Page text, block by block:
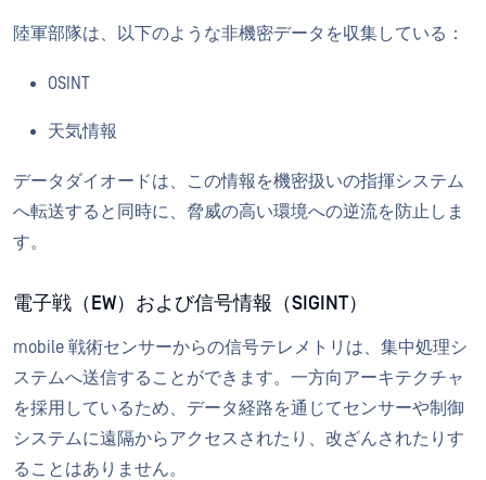
陸軍部隊は、以下のような非機密データを収集している：
OSINT
天気情報
データダイオードは、この情報を機密扱いの指揮システム
へ転送すると同時に、脅威の高い環境への逆流を防止しま
す。
電子戦（EW）および信号情報（SIGINT）
mobile 戦術センサーからの信号テレメトリは、集中処理シ
ステムへ送信することができます。一方向アーキテクチャ
を採用しているため、データ経路を通じてセンサーや制御
システムに遠隔からアクセスされたり、改ざんされたりす
ることはありません。